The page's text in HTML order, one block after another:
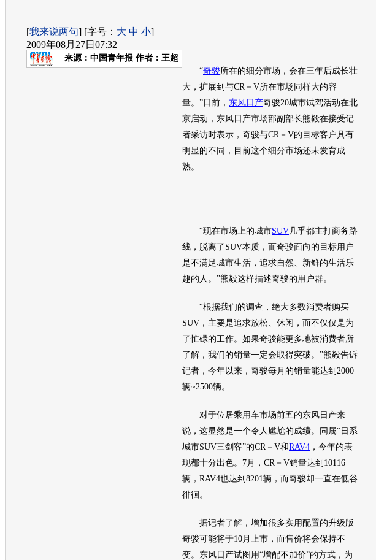
[我来说两句] [字号： 大 中 小]
2009年08月27日07:32
来源： 中国青年报 作者：王超
“奇骏所在的细分市场，会在三年后成长壮
大，扩展到与CR－V所在市场同样大的容
量。”日前， 东风日产奇骏20城市试驾活动在北
京启动， 东风日产市场部副部长熊毅在接受记
者采访时表示， 奇骏与CR－V的目标客户具有
明显的不同，目前这个细分市场还未发育成
熟。
“现在市场上的城市SUV 几乎都主打商务路
线，脱离了 SUV本质，而奇骏面向的目标用户
是不满足城市生活，追求自然、新鲜的生活乐
趣的人。”熊毅这样描述奇骏的用户群。
“根据我们的调查，绝大多数消费者购买
SUV ，主要是追求放松、休闲，而不仅仅是为
了忙碌的工作。如果奇骏能更多地被消费者所
了解，我们的销量一定会取得突破。”熊毅告诉
记者，今年以来， 奇骏每月的销量能达到2000
辆~2500辆。
对于位居乘用车市场前五的东风日产来
说，这显然是一个令人尴尬的成绩。同属“日系
城市SUV三剑客”的CR－V和RAV4 ，今年的表
现都十分出色。7月，CR－V销量达到10116
辆， RAV4也达到8201辆，而奇骏却一直在低谷
徘徊。
据记者了解，增加很多实用配置的升级版
奇骏可能将于10月上市，而售价将会保持不
变。 东风日产试图用“增配不加价”的方式，为